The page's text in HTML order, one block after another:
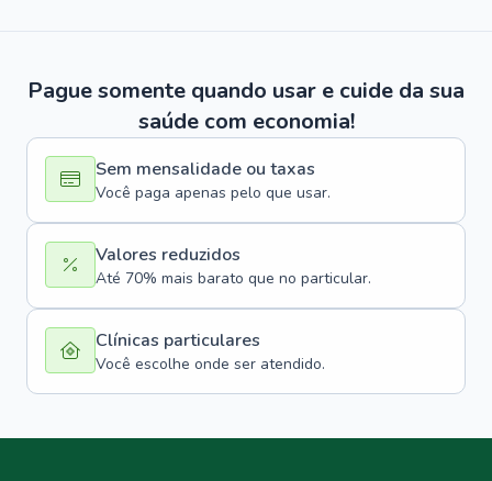
Pague somente quando usar e cuide da sua
saúde com economia!
Sem mensalidade ou taxas
Você paga apenas pelo que usar.
Valores reduzidos
Até 70% mais barato que no particular.
Clínicas particulares
Você escolhe onde ser atendido.